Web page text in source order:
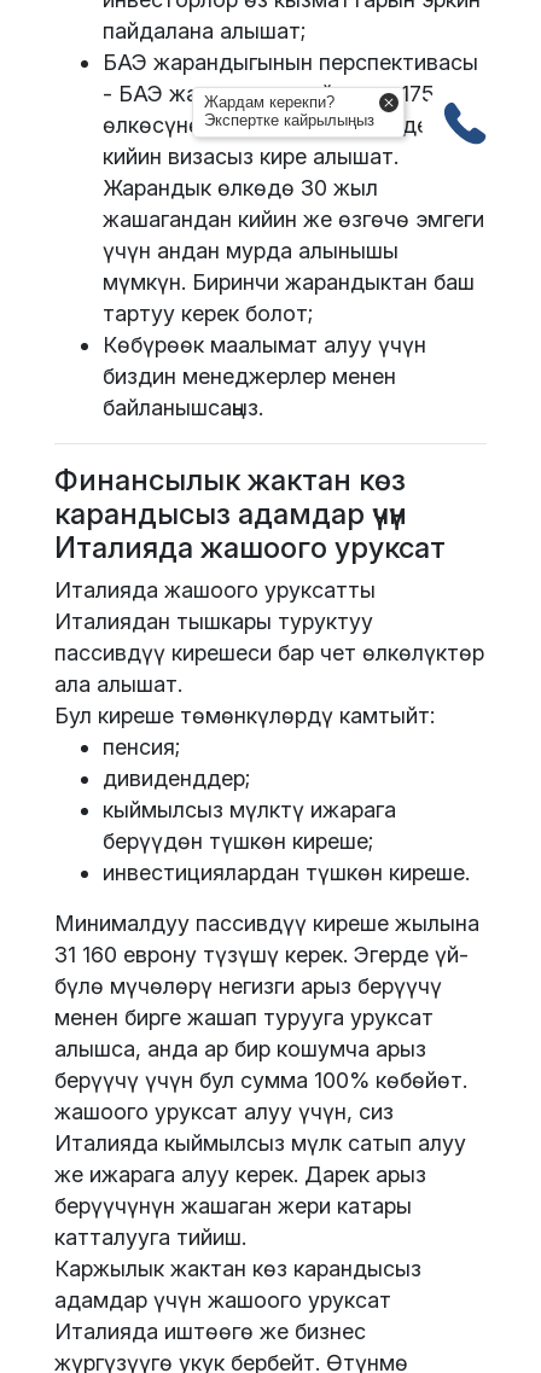
пайдалана алышат;
БАЭ жарандыгынын перспективасы
- БАЭ жарандары дүйнөнүн 175
өлкөсүнө визасыз же келгенден
кийин визасыз кире алышат.
Жарандык өлкөдө 30 жыл
жашагандан кийин же өзгөчө эмгеги
үчүн андан мурда алынышы
мүмкүн. Биринчи жарандыктан баш
тартуу керек болот;
Көбүрөөк маалымат алуу үчүн
биздин менеджерлер менен
байланышсаңыз.
Финансылык жактан көз
карандысыз адамдар үчүн
Италияда жашоого уруксат
Италияда жашоого уруксатты
Италиядан тышкары туруктуу
пассивдүү кирешеси бар чет өлкөлүктөр
ала алышат.
Бул киреше төмөнкүлөрдү камтыйт:
пенсия;
дивиденддер;
кыймылсыз мүлктү ижарага
берүүдөн түшкөн киреше;
инвестициялардан түшкөн киреше.
Минималдуу пассивдүү киреше жылына
31 160 еврону түзүшү керек. Эгерде үй-
бүлө мүчөлөрү негизги арыз берүүчү
менен бирге жашап турууга уруксат
алышса, анда ар бир кошумча арыз
берүүчү үчүн бул сумма 100% көбөйөт.
жашоого уруксат алуу үчүн, сиз
Италияда кыймылсыз мүлк сатып алуу
же ижарага алуу керек. Дарек арыз
берүүчүнүн жашаган жери катары
катталууга тийиш.
Каржылык жактан көз карандысыз
адамдар үчүн жашоого уруксат
Италияда иштөөгө же бизнес
жүргүзүүгө укук бербейт. Өтүнмө
Жардам керекпи?
Экспертке кайрылыңыз